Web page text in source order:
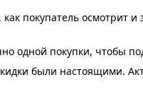
покупатель осмотрит
одной покупки, чтобы
были настоящими.